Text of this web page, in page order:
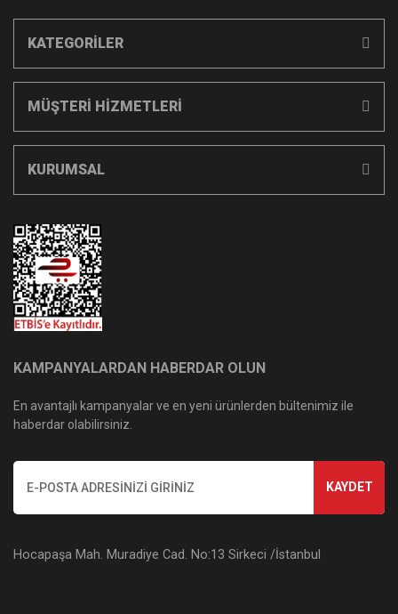
KATEGORİLER
MÜŞTERİ HİZMETLERİ
KURUMSAL
KAMPANYALARDAN HABERDAR OLUN
En avantajlı kampanyalar ve en yeni ürünlerden bültenimiz ile
haberdar olabilirsiniz.
KAYDET
Hocapaşa Mah. Muradiye Cad. No:13 Sirkeci /İstanbul